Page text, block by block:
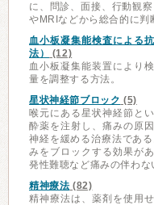
に、問診、面接、行動観
やMRIなどから総合的に判
血小板凝集能検査による
法）
(12)
血小板凝集能装置により
量を調整する方法。
星状神経節ブロック (5)
喉元にある星状神経節と
酔薬を注射し、痛みの原
神経を緩める治療法であ
みをブロックする効果が
発性難聴など痛みの伴わな
精神療法 (82)
精神療法は、薬剤を使用